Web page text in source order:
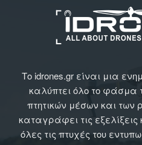
Το idrones.gr είναι μια
καλύπτει όλο το
πτητικών μέσων και των
καταγράφει τις
όλες τις πτυχές του